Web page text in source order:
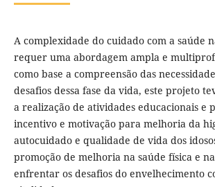
A complexidade do cuidado com a saúde
requer uma abordagem ampla e
como base a compreensão das
desafios dessa fase da vida, este projeto
a realização de atividades educacionais e
incentivo e motivação para melhoria da
autocuidado e qualidade de vida dos
promoção de melhoria na saúde física e
enfrentar os desafios do envelhecimento